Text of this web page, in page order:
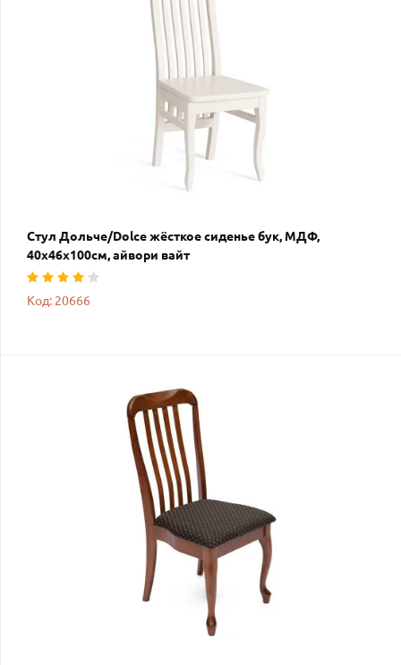
Стул Дольче/Dolce жёсткое сиденье бук, МДФ,
40х46х100см, айвори вайт
Код: 20666